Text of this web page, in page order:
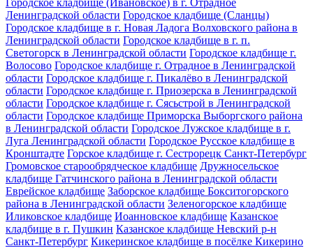
Городское кладбище (Ивановское) в г. Отрадное
Ленинградской области Городское кладбище (Сланцы)
Городское кладбище в г. Новая Ладога Волховского района в
Ленинградской области Городское кладбище в г. п.
Светогорск в Ленинградской области Городское кладбище г.
Волосово Городское кладбище г. Отрадное в Ленинградской
области Городское кладбище г. Пикалёво в Ленинградской
области Городское кладбище г. Приозерска в Ленинградской
области Городское кладбище г. Сясьстрой в Ленинградской
области Городское кладбище Приморска Выборгского района
в Ленинградской области Городское Лужское кладбище в г.
Луга Ленинградской области Городское Русское кладбище в
Кронштадте Горское кладбище г. Сестрорецк Санкт-Петербург
Громовское старообрядческое кладбище Дружносельское
кладбище Гатчинского района в Ленинградской области
Еврейское кладбище Заборское кладбище Бокситогорского
района в Ленинградской области Зеленогорское кладбище
Иликовское кладбище Иоанновское кладбище Казанское
кладбище в г. Пушкин Казанское кладбище Невский р-н
Санкт-Петербург Кикеринское кладбище в посёлке Кикерино